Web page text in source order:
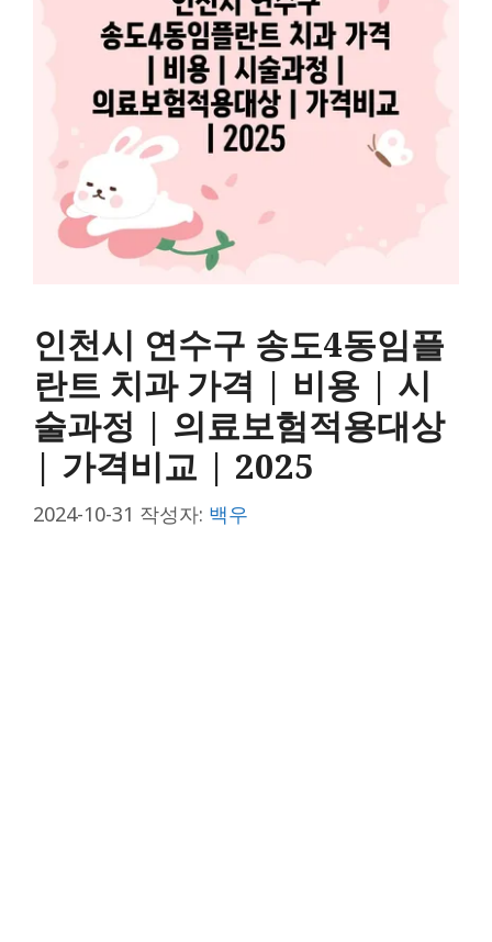
인천시 연수구 송도4동임플
란트 치과 가격 | 비용 | 시
술과정 | 의료보험적용대상
| 가격비교 | 2025
2024-10-31 작성자: 백우